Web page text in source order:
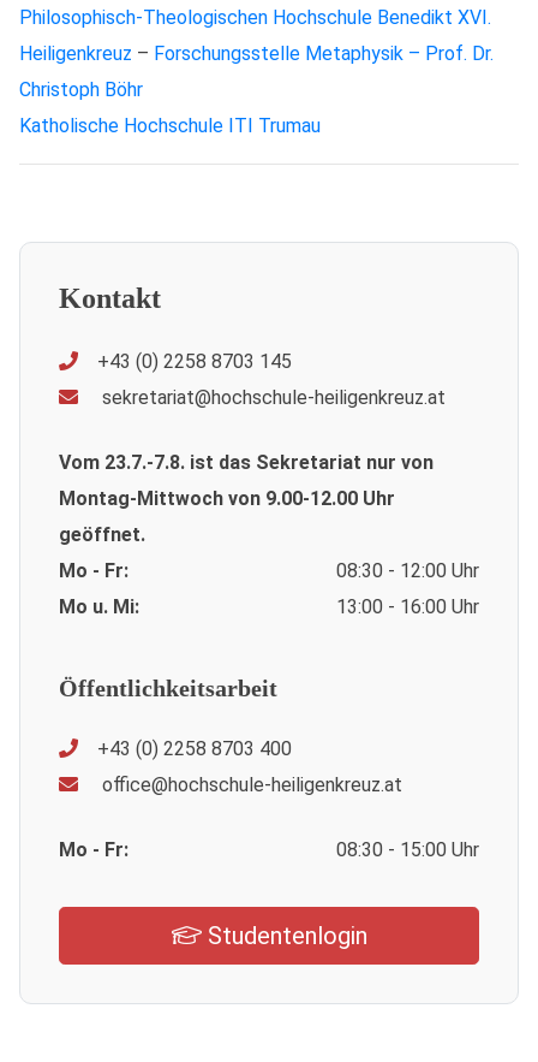
Philosophisch-Theologischen Hochschule Benedikt XVI.
Heiligenkreuz – Forschungsstelle Metaphysik – Prof. Dr.
Christoph Böhr
Katholische Hochschule ITI Trumau
Kontakt
+43 (0) 2258 8703 145
sekretariat@hochschule-heiligenkreuz.at
Vom 23.7.-7.8. ist das Sekretariat nur von
Montag-Mittwoch von 9.00-12.00 Uhr
geöffnet.
Mo - Fr:
08:30 - 12:00 Uhr
Mo u. Mi:
13:00 - 16:00 Uhr
Öffentlichkeitsarbeit
+43 (0) 2258 8703 400
office@hochschule-heiligenkreuz.at
Mo - Fr: 08:30 - 15:00 Uhr
Studentenlogin